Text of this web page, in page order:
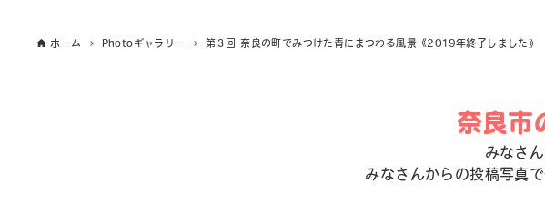
ホーム Photoギャラリー 第３回 奈良の町でみつけた青にまつわる風景《2019年終了しました》
奈良市
みなさ
みなさんからの投稿写真